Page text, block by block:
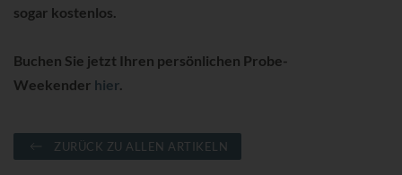
sogar kostenlos.
Buchen Sie jetzt Ihren persönlichen Probe-
Weekender hier.
ZURÜCK ZU ALLEN ARTIKELN